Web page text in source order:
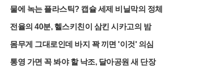
물에 녹는 플라스틱? 캡슐 세제 비닐막의 정체
전율의 40분, 헬스키친이 삼킨 시카고의 밤
몸무게 그대로인데 바지 꽉 끼면 '이것' 의심
통영 가면 꼭 봐야 할 낙조, 달아공원 새 단장